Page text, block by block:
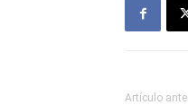
Artículo